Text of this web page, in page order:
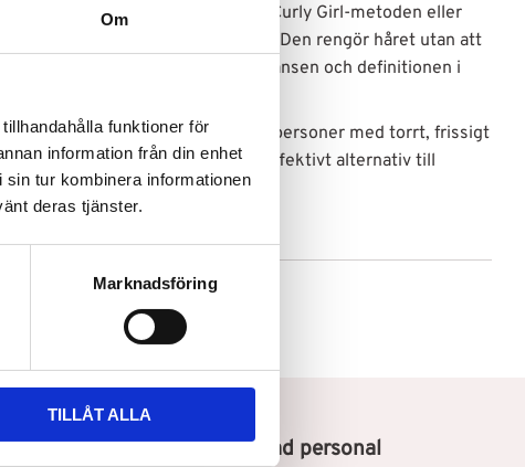
Om
funktioner för
information från din enhet
tur kombinera informationen
deras tjänster.
Marknadsföring
TILLÅT ALLA
ett utmärkt val för dig som följer Curly Girl-metoden eller
och skonsam produkt som möjligt. Den rengör håret utan att
vilket hjälper till att bevara fuktbalansen och definitionen i
men är särskilt uppskattad av personer med torrt, frissigt
behöver ett skonsamt men effektivt alternativ till
Utbildad personal